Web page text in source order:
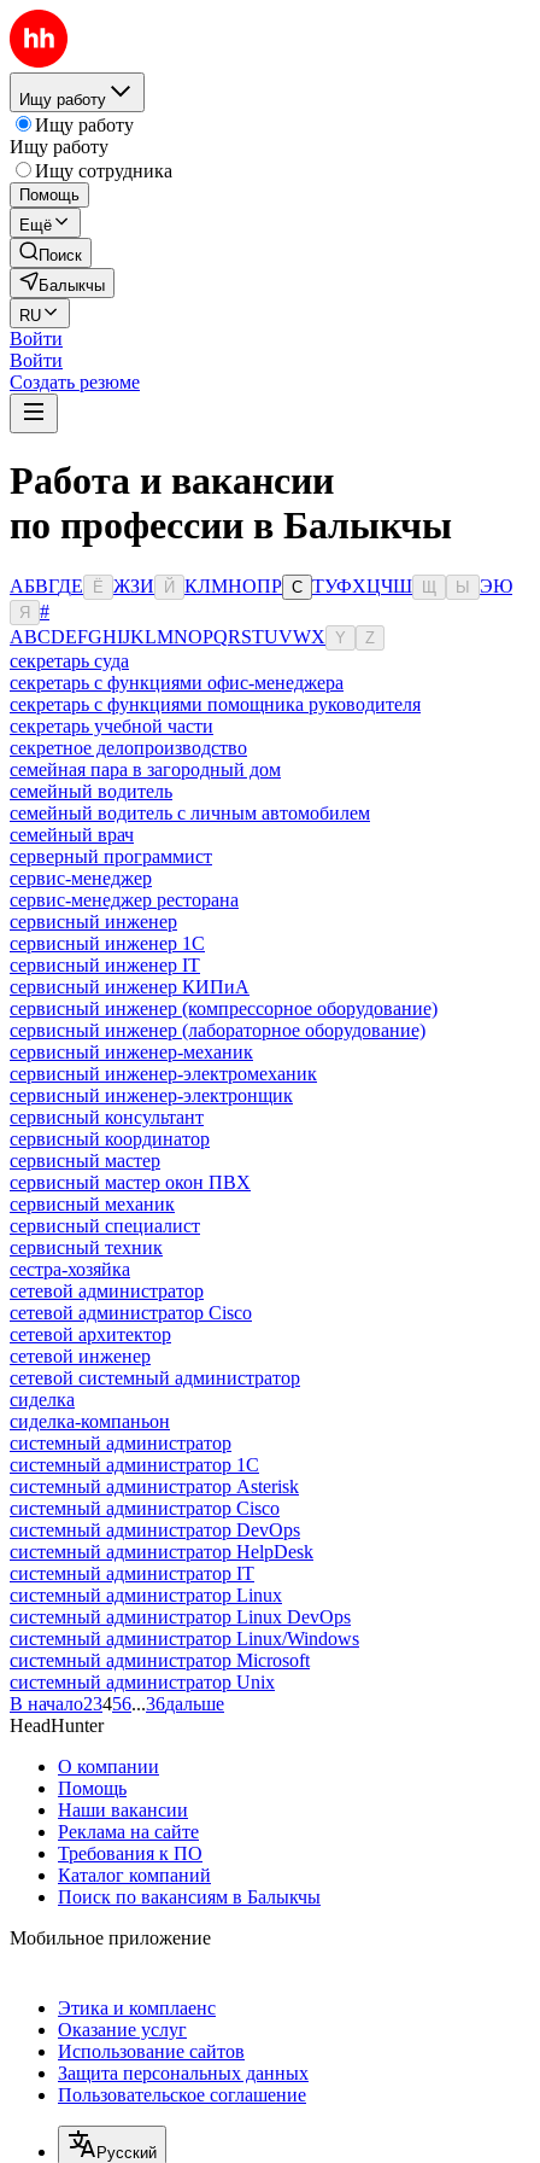
Ищу работу
Ищу работу
Ищу работу
Ищу сотрудника
Помощь
Ещё
Поиск
Балыкчы
RU
Войти
Войти
Создать резюме
Работа и вакансии
по профессии в Балыкчы
АБВГДЕ Ё ЖЗИ Й КЛМНОПР С ТУФХЦЧШ Ы ЭЮ
Я
#
ABCDEFGHIJKLMNOPQRSTUVWX Y Z
секретарь суда
секретарь с функциями офис-менеджера
секретарь с функциями помощника руководителя
секретарь учебной части
секретное делопроизводство
семейная пара в загородный дом
семейный водитель
семейный водитель с личным автомобилем
семейный врач
серверный программист
сервис-менеджер
сервис-менеджер ресторана
сервисный инженер
сервисный инженер 1С
сервисный инженер IT
сервисный инженер КИПиА
сервисный инженер (компрессорное оборудование)
сервисный инженер (лабораторное оборудование)
сервисный инженер-механик
сервисный инженер-электромеханик
сервисный инженер-электронщик
сервисный консультант
сервисный координатор
сервисный мастер
сервисный мастер окон ПВХ
сервисный механик
сервисный специалист
сервисный техник
сестра-хозяйка
сетевой администратор
сетевой администратор Cisco
сетевой архитектор
сетевой инженер
сетевой системный администратор
сиделка
сиделка-компаньон
системный администратор
системный администратор 1С
системный администратор Asterisk
системный администратор Cisco
системный администратор DevOps
системный администратор HelpDesk
системный администратор IT
системный администратор Linux
системный администратор Linux DevOps
системный администратор Linux/Windows
системный администратор Microsoft
системный администратор Unix
В начало23456...36дальше
HeadHunter
О компании
Помощь
Наши вакансии
Реклама на сайте
Требования к ПО
Каталог компаний
Поиск по вакансиям в Балыкчы
Мобильное приложение
Этика и комплаенс
Оказание услуг
Использование сайтов
Защита персональных данных
Пользовательское соглашение
Русский